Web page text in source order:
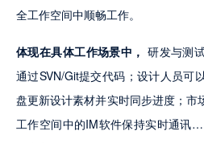
全工作空间中顺畅工作。
体现在具体工作场景中， 研发与测
通过SVN/Git提交代码；设计人员可
盘更新设计素材并实时同步进度；市
工作空间中的IM软件保持实时通讯